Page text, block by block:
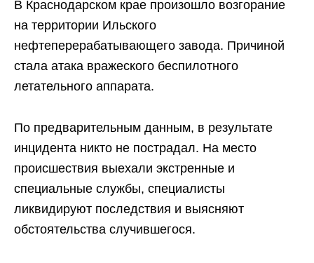
В Краснодарском крае произошло возгорание
на территории Ильского
нефтеперерабатывающего завода. Причиной
стала атака вражеского беспилотного
летательного аппарата.
По предварительным данным, в результате
инцидента никто не пострадал. На место
происшествия выехали экстренные и
специальные службы, специалисты
ликвидируют последствия и выясняют
обстоятельства случившегося.